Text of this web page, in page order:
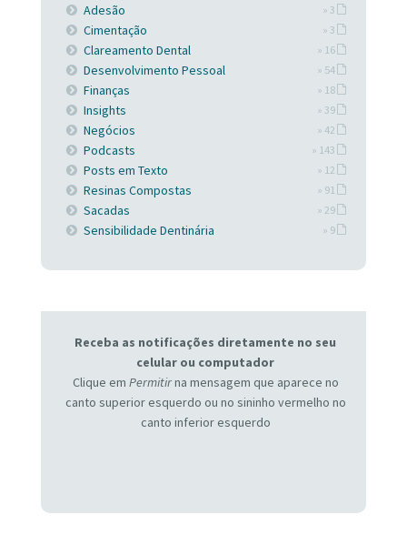
Adesão » 3
Cimentação » 3
Clareamento Dental » 16
Desenvolvimento Pessoal » 54
Finanças » 18
Insights » 39
Negócios » 42
Podcasts » 143
Posts em Texto » 12
Resinas Compostas » 91
Sacadas » 29
Sensibilidade Dentinária » 9
Receba as notificações diretamente no seu
celular ou computador
Clique em Permitirna mensagem que aparece no
canto superior esquerdo ou no sininho vermelho no
canto inferior esquerdo